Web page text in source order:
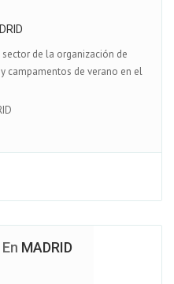
de la organización de
campamentos de verano en el
En MADRID